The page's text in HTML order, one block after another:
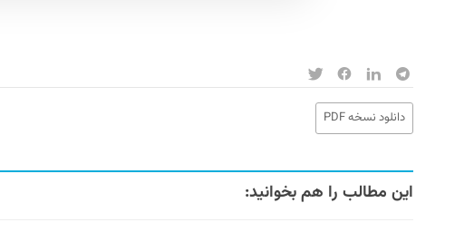
دانلود نسخه PDF
این مطالب را هم بخوانید: